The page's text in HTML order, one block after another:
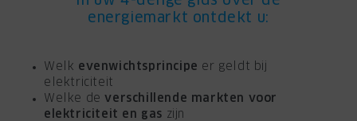
energiemarkt ontdekt u:
Welk evenwichtsprincipe er geldt bij
elektriciteit
Welke deverschillende markten voor
elektriciteit en gas zijn